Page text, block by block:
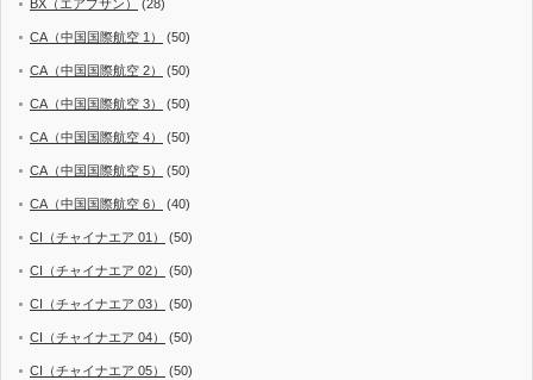
BX（エアプサン） (28)
CA（中国国際航空 1） (50)
CA（中国国際航空 2） (50)
CA（中国国際航空 3） (50)
CA（中国国際航空 4） (50)
CA（中国国際航空 5） (50)
CA（中国国際航空 6） (40)
CI（チャイナエア 01） (50)
CI（チャイナエア 02） (50)
CI（チャイナエア 03） (50)
CI（チャイナエア 04） (50)
CI（チャイナエア 05） (50)